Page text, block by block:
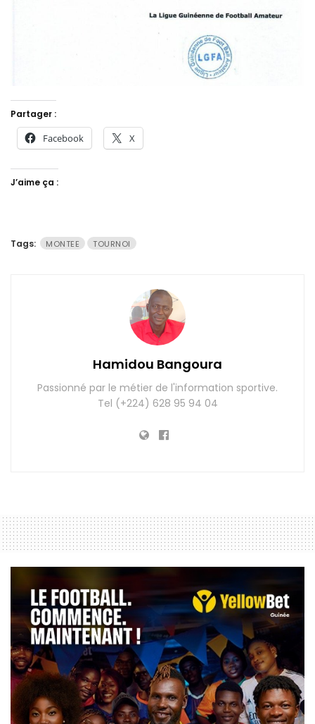
Partager :
Facebook X
J’aime ça :
Tags: MONTEE TOURNOI
Hamidou Bangoura
Passionné par le métier de l'information sportive.
Tel (+224) 628 95 94 04